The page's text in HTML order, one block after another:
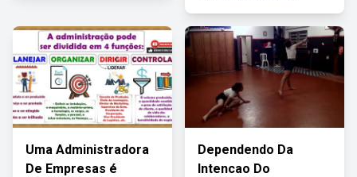
Uma Administradora
De Empresas é
Dependendo Da
Intencao Do